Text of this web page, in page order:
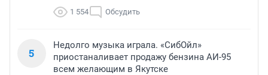
1 554 Обсудить
5
Недолго музыка играла. «СибОйл»
приостаналивает продажу бензина АИ-95
всем желающим в Якутске